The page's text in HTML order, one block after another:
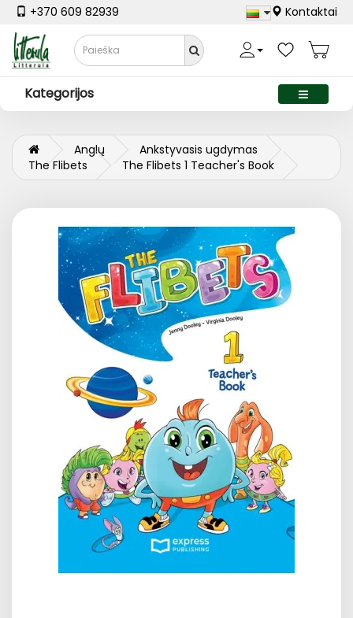
+370 609 82939 Kontaktai
Kategorijos
Anglų
Ankstyvasis ugdymas
The Flibets
The Flibets 1 Teacher's Book